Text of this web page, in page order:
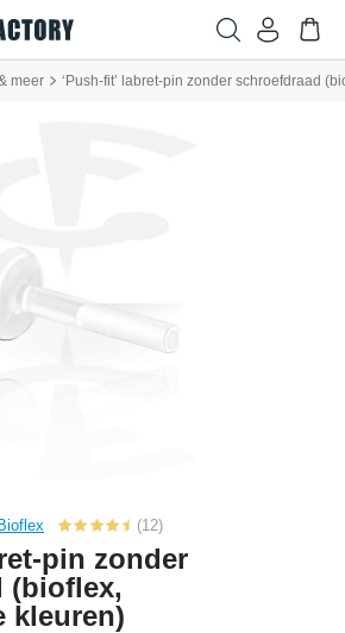
meer ‘Push-fit’ labret-pin zonder schroefdraad
Bioflex (12)
pin zonder
(bioflex,
kleuren)